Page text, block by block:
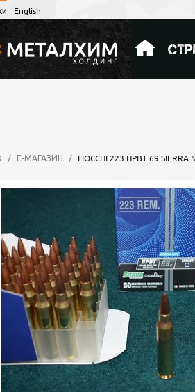
English
/ Е-МАГАЗИН / FIOCCHI 223 HPBT 69 SIERRA